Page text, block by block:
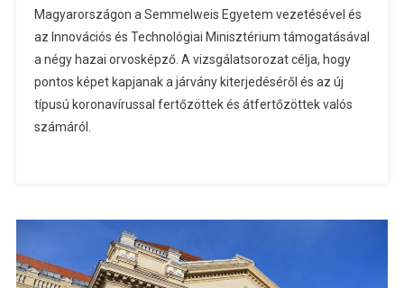
Magyarországon a Semmelweis Egyetem vezetésével és
az Innovációs és Technológiai Minisztérium támogatásával
a négy hazai orvosképző. A vizsgálatsorozat célja, hogy
pontos képet kapjanak a járvány kiterjedéséről és az új
típusú koronavírussal fertőzöttek és átfertőzöttek valós
számáról.